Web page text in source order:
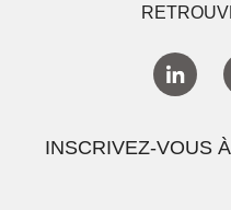
INSCRIVEZ-VOUS